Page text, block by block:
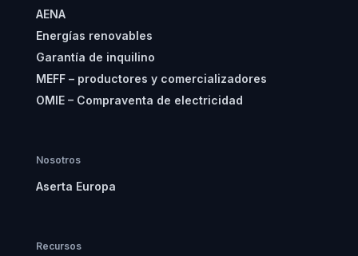
AENA
Energías renovables
Garantía de inquilino
MEFF – productores y comercializadores
OMIE – Compraventa de electricidad
Nosotros
Aserta Europa
Recursos